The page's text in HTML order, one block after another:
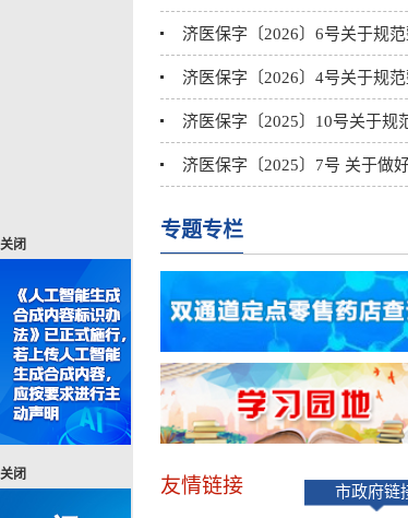
济医保字〔2026〕6号关于规
济医保字〔2026〕4号关于规
济医保字〔2025〕10号关于规
济医保字〔2025〕7号 关于做
济医保字〔2024〕17号关于做
专题专栏
友情链接 市政府链
关闭
关闭